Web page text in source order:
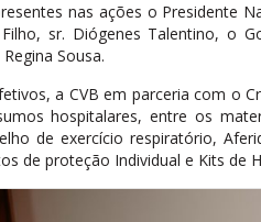
nas ações o Presidente
sr. Diógenes Talentino, o
Sousa.
a CVB em parceria com o
hospitalares, entre os
de exercício respiratório,
de proteção Individual e Kits de